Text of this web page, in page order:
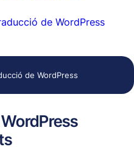
de WordPress
de WordPress